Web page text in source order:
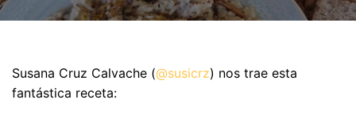
Susana Cruz Calvache (@susicrz) nos trae esta
fantástica receta: